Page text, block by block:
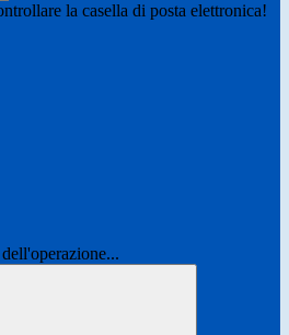
la casella di posta elettronica!